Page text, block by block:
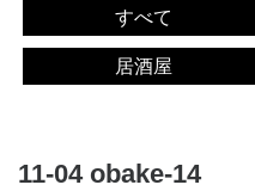
すべて
居酒屋
11-04 obake-14